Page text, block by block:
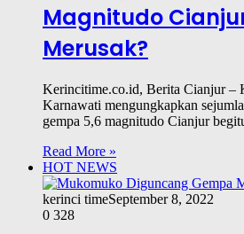
Magnitudo
Merusak?
Kerincitime.co.id, Berita Cianjur
Karnawati mengungkapkan
gempa 5,6 magnitudo Cianjur
Read More »
HOT NEWS
kerinci timeSeptember 8, 2022
0 328